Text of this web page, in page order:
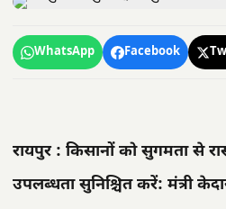
WhatsApp Facebook
रायपुर : किसानों को सुगमता से
उपलब्धता सुनिश्चित करें: मंत्री